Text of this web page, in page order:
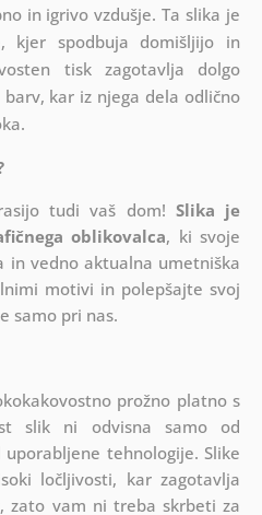
in igrivo vzdušje. Ta slika je
kjer spodbuja domišljijo in
tisk zagotavlja dolgo
kar iz njega dela odlično
tudi vaš dom! Slika je
oblikovalca, ki svoje
in vedno aktualna umetniška
motivi in polepšajte svoj
samo pri nas.
prožno platno s
slik ni odvisna samo od
tehnologije. Slike
ločljivosti, kar zagotavlja
, zato vam ni treba skrbeti za